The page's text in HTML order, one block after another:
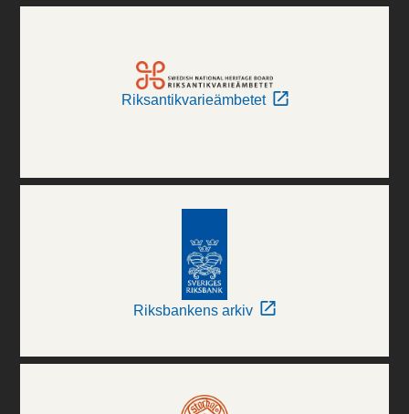
Riksantikvarieämbetet
Riksbankens arkiv